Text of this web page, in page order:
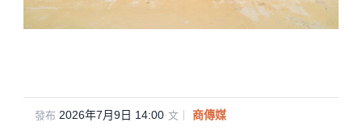
發布 2026年7月9日 14:00·文｜ 商傳媒